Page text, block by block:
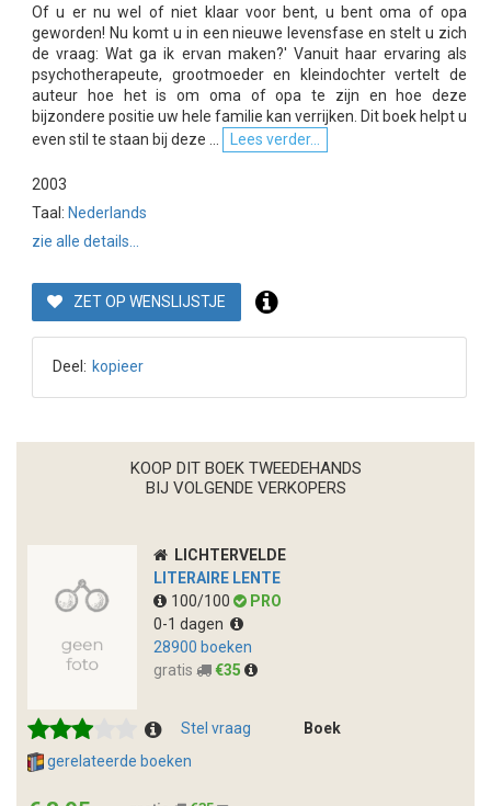
Of u er nu wel of niet klaar voor bent, u bent oma of opa
geworden! Nu komt u in een nieuwe levensfase en stelt u zich
de vraag: Wat ga ik ervan maken?' Vanuit haar ervaring als
psychotherapeute, grootmoeder en kleindochter vertelt de
auteur hoe het is om oma of opa te zijn en hoe deze
bijzondere positie uw hele familie kan verrijken. Dit boek helpt u
even stil te staan bij deze ...
Lees verder...
2003
Taal: Nederlands
zie alle details...
ZET OP WENSLIJSTJE
Deel: kopieer
KOOP DIT BOEK TWEEDEHANDS
BIJ VOLGENDE VERKOPERS
LICHTERVELDE
LITERAIRE LENTE
100/100
PRO
0-1 dagen
28900 boeken
gratis
€35
Stel vraag
Boek
gerelateerde boeken